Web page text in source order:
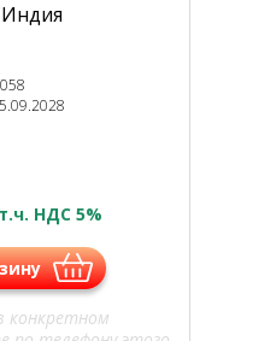
НДС 5%
конкретном